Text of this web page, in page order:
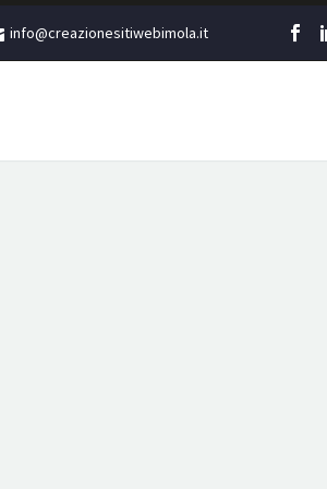
info@creazionesitiwebimola.it